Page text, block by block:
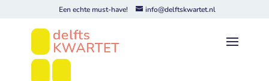
Een echte must-have! info@delftskwartet.nl